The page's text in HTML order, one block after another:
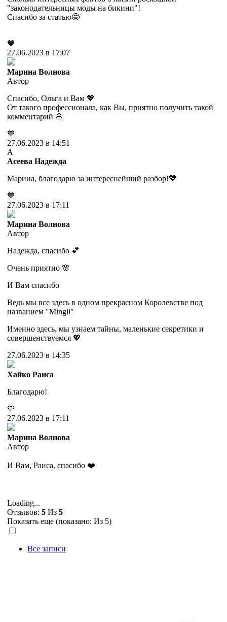
"законодательницы моды на бикини"!
Спасибо за статью🤩
🧡
27.06.2023 в 17:07
Марина Волнова
Автор
Спасибо, Ольга и Вам 💖
От такого профессионала, как Вы, приятно получить такой
комментарий 🌸
🧡
27.06.2023 в 14:51
А
Асеева Надежда
Марина, благодарю за интереснейший разбор!💖
🧡
27.06.2023 в 17:11
Марина Волнова
Автор
Надежда, спасибо 💕
Очень приятно 🌸
И Вам спасибо
Ведь мы все здесь в одном прекрасном Королевстве под
названием "Mingli"
Именно здесь, мы узнаем тайны, маленькие секретики и
совершенствуемся 💖
27.06.2023 в 14:35
Хайко Раиса
Благодарю!
🧡
27.06.2023 в 17:11
Марина Волнова
Автор
И Вам, Раиса, спасибо ❤️
Loading...
Отзывов: 5 Из 5
Показать еще (показано: Из 5)
Все записи